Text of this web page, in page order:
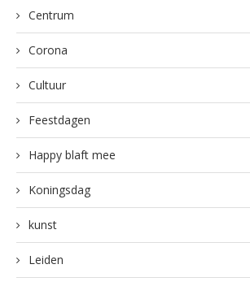
Centrum
Corona
Cultuur
Feestdagen
Happy blaft mee
Koningsdag
kunst
Leiden